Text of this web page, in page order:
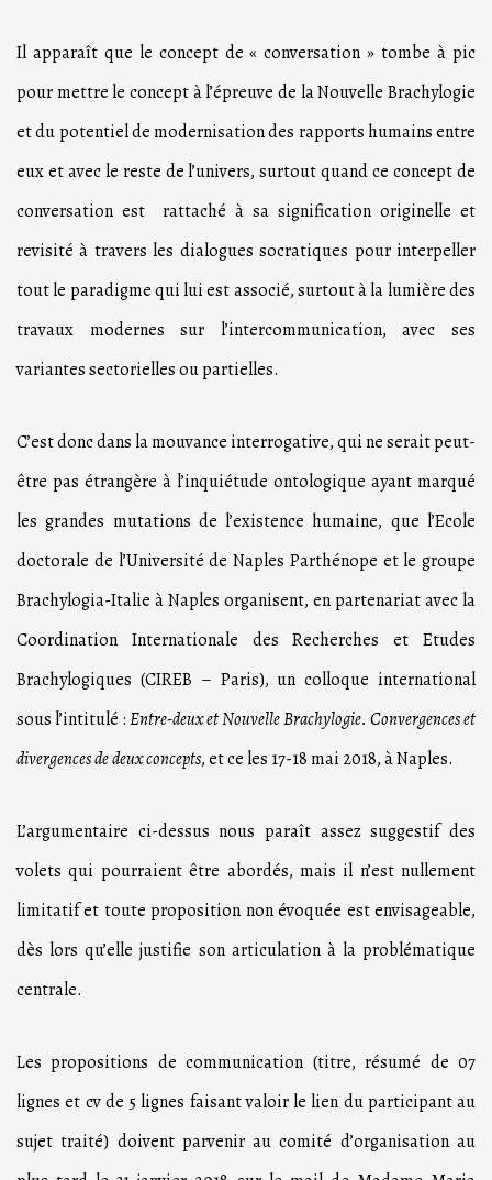
Il apparaît que le concept de « conversation » tombe à pic
pour mettre le concept à l’épreuve de la Nouvelle Brachylogie
et du potentiel de modernisation des rapports humains entre
eux et avec le reste de l’univers, surtout quand ce concept de
conversation est rattaché à sa signification originelle et
revisité à travers les dialogues socratiques pour interpeller
tout le paradigme qui lui est associé, surtout à la lumière des
travaux modernes sur l’intercommunication, avec ses
variantes sectorielles ou partielles.
C’est donc dans la mouvance interrogative, qui ne serait peut-
être pas étrangère à l’inquiétude ontologique ayant marqué
les grandes mutations de l’existence humaine, que l’Ecole
doctorale de l’Université de Naples Parthénope et le groupe
Brachylogia-Italie à Naples organisent, en partenariat avec la
Coordination Internationale des Recherches et Etudes
Brachylogiques (CIREB – Paris), un colloque international
sous l’intitulé :Entre-deux et Nouvelle Brachylogie. Convergences et
divergences de deux concepts, et ce les 17-18 mai 2018, à Naples.
L’argumentaire ci-dessus nous paraît assez suggestif des
volets qui pourraient être abordés, mais il n’est nullement
limitatif et toute proposition non évoquée est envisageable,
dès lors qu’elle justifie son articulation à la problématique
centrale.
Les propositions de communication (titre, résumé de 07
lignes et cv de 5 lignes faisant valoir le lien du participant au
sujet traité) doivent parvenir au comité d’organisation au